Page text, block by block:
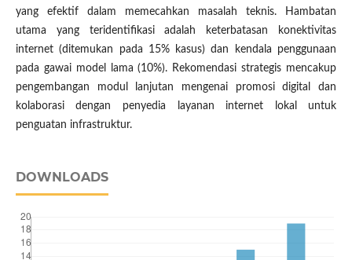
yang efektif dalam memecahkan masalah teknis. Hambatan
utama yang teridentifikasi adalah keterbatasan konektivitas
internet (ditemukan pada 15% kasus) dan kendala penggunaan
pada gawai model lama (10%). Rekomendasi strategis mencakup
pengembangan modul lanjutan mengenai promosi digital dan
kolaborasi dengan penyedia layanan internet lokal untuk
penguatan infrastruktur.
DOWNLOADS